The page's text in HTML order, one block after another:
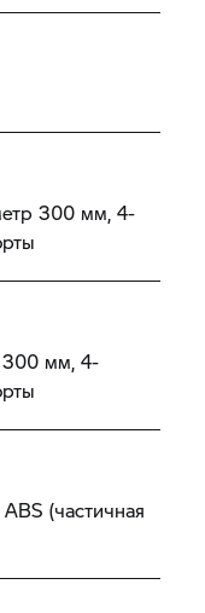
300 мм, 4-
300 мм, 4-
(частичная